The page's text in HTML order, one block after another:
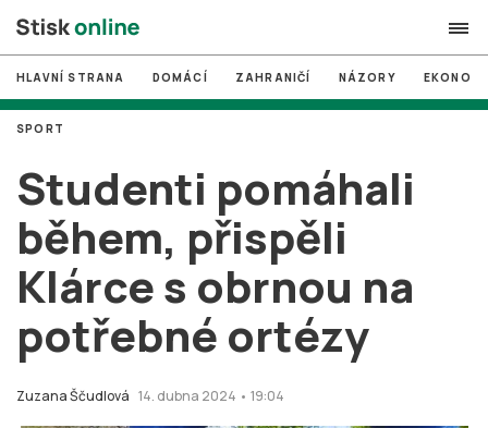
search
# MUNI
# Brno
# volby
login PŘIHLÁSIT SE
Zapomněli jste heslo?
Založit nový účet
HLAVNÍ STRANA DOMÁCÍ ZAHRANIČÍ NÁZORY
Studenti pomáhali
během, přispěli
Klárce s obrnou na
potřebné ortézy
Zuzana Ščudlová 14. dubna 2024 • 19:04
SPORT